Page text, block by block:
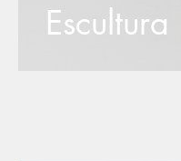
Escultura